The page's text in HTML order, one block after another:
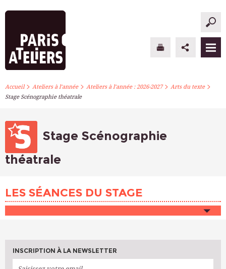
PARIS ATELIERS
ATELIERS À L’ANNÉE
S’INSCRIRE
Accueil> Ateliers à l’année> Ateliers à l’année : 2026-2027> Arts du texte>
Stage Scénographie théatrale
Stage Scénographie
théatrale
LES SÉANCES DU STAGE
INSCRIPTION À LA NEWSLETTER